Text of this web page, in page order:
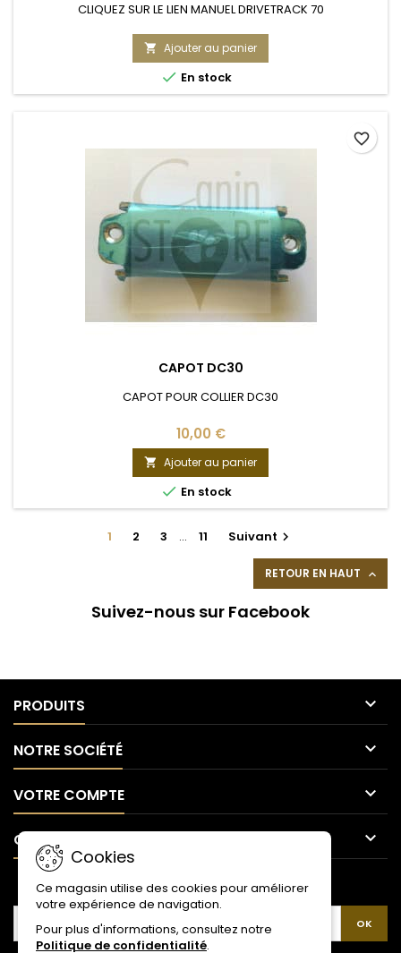
CLIQUEZ SUR LE LIEN MANUEL DRIVETRACK 70
 Ajouter au panier
 En stock
CAPOT DC30
CAPOT POUR COLLIER DC30
10,00 €
 Ajouter au panier
 En stock
favorite_border
1 2 3 … 11 Suivant 
RETOUR EN HAUT 
Suivez-nous sur Facebook
PRODUITS 
NOTRE SOCIÉTÉ 
VOTRE COMPTE 
CONTACT 
Cookies
Ce magasin utilise des cookies pour améliorer
votre expérience de navigation.
Pour plus d'informations, consultez notre
Politique de confidentialité.
LETTRE D'INFORMATIONS